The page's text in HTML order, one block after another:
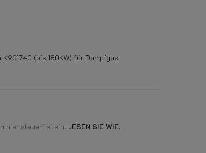
K901740 (bis 180KW) für Dampfgas-
hier steuerfrei ein! LESEN SIE WIE.